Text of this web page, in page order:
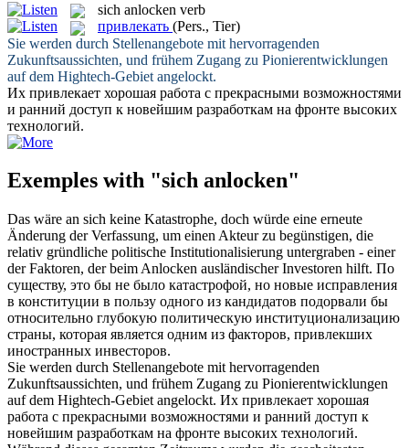
sich anlocken verb
привлекать (Pers., Tier)
Sie werden durch Stellenangebote mit hervorragenden
Zukunftsaussichten, und frühem Zugang zu Pionierentwicklungen
auf dem Hightech-Gebiet angelockt.
Их привлекает хорошая работа с прекрасными возможностями
и ранний доступ к новейшим разработкам на фронте высоких
технологий.
Exemples with "sich anlocken"
Das wäre an sich keine Katastrophe, doch würde eine erneute
Änderung der Verfassung, um einen Akteur zu begünstigen, die
relativ gründliche politische Institutionalisierung untergraben - einer
der Faktoren, der beim Anlocken ausländischer Investoren hilft. По
существу, это бы не было катастрофой, но новые исправления
в конституции в пользу одного из кандидатов подорвали бы
относительно глубокую политическую институционализацию
страны, которая является одним из факторов, привлекших
иностранных инвесторов.
Sie werden durch Stellenangebote mit hervorragenden
Zukunftsaussichten, und frühem Zugang zu Pionierentwicklungen
auf dem Hightech-Gebiet angelockt. Их привлекает хорошая
работа с прекрасными возможностями и ранний доступ к
новейшим разработкам на фронте высоких технологий.